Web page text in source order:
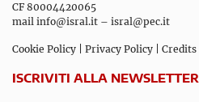
CF 80004420065
mail info@isral.it – isral@pec.it
Cookie Policy Privacy Policy Credits
ISCRIVITI ALLA NEWSLETTER